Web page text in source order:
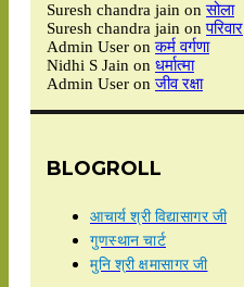
Suresh chandra jain onसोला
Suresh chandra jain onपरिवार
Admin User onकर्म वर्गणा
Nidhi S Jain on धर्मात्मा
Admin User onजीव रक्षा
BLOGROLL
आचार्य श्री विद्यासागर जी
गुणस्थान चार्ट
मुनि श्री क्षमासागर जी